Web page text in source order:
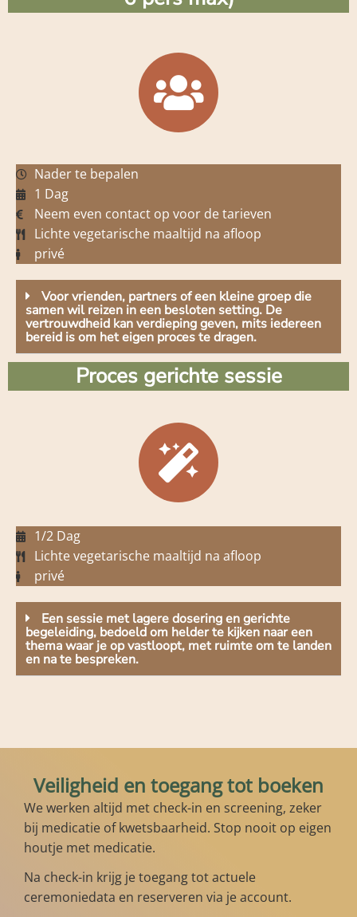
Nader te bepalen
1 Dag
Neem even contact op voor de tarieven
Lichte vegetarische maaltijd na afloop
privé
Voor vrienden, partners of een kleine groep die
samen wil reizen in een besloten setting. De
vertrouwdheid kan verdieping geven, mits iedereen
bereid is om het eigen proces te dragen.
Proces gerichte sessie
1/2 Dag
Lichte vegetarische maaltijd na afloop
privé
Een sessie met lagere dosering en gerichte
begeleiding, bedoeld om helder te kijken naar een
thema waar je op vastloopt, met ruimte om te landen
en na te bespreken.
Veiligheid en toegang tot boeken
We werken altijd met check-in en screening, zeker
bij medicatie of kwetsbaarheid. Stop nooit op eigen
houtje met medicatie.
Na check-in krijg je toegang tot actuele
ceremoniedata en reserveren via je account.